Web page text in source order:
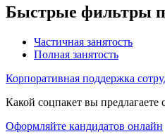
Быстрые фильтры
Частичная занятость
Полная занятость
Корпоративная поддержка
Какой соцпакет вы
Оформляйте кандидатов онлайн